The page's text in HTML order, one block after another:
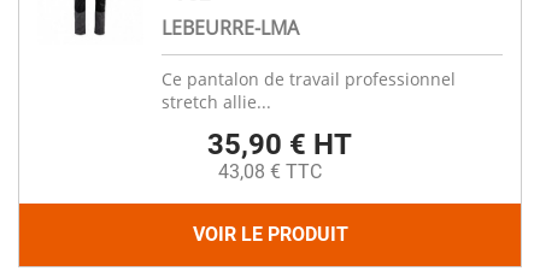
LEBEURRE-LMA
Ce pantalon de travail professionnel
stretch allie...
35,90 € HT
43,08 € TTC
VOIR LE PRODUIT